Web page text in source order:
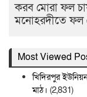
করব মোরা ফল
মনোহরদীতে ফল
Most Viewed
খিদিরপুর
মাঠ। (2,831)